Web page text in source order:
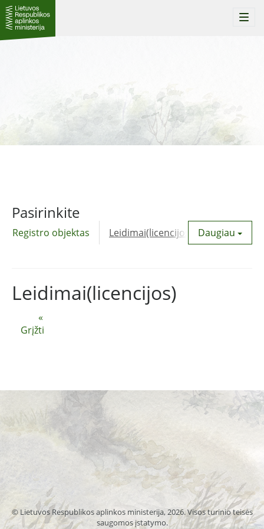
Pasirinkite
Registro objektas Leidimai(licencijos) Daugiau
«
Grįžti
Leidimai(licencijos)
© Lietuvos Respublikos aplinkos ministerija, 2026. Visos turinio teisės
saugomos įstatymo.